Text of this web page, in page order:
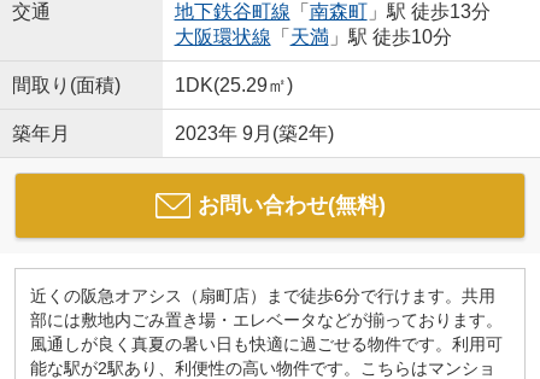
交通
地下鉄谷町線 「 南森町」駅 徒歩13分
大阪環状線 「 天満」駅 徒歩10分
間取り(面積) 1DK(25.29㎡)
築年月 2023年 9月(築2年)
お問い合わせ(無料)
近くの阪急オアシス（扇町店）まで徒歩6分で行けます。共用
部には敷地内ごみ置き場・エレベータなどが揃っております。
風通しが良く真夏の暑い日も快適に過ごせる物件です。利用可
能な駅が2駅あり、利便性の高い物件です。こちらはマンショ